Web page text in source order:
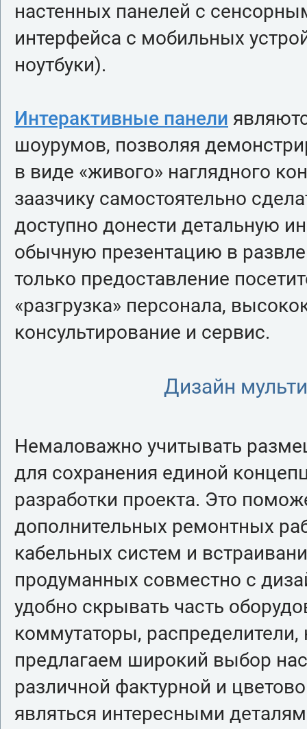
настенных панелей с
интерфейса с мобильных
ноутбуки).
Интерактивные панели
шоурумов, позволяя
в виде «живого» наглядного
заазчику самостоятельно
доступно донести детальную
обычную презентацию в
только предоставление
«разгрузка» персонала,
консультирование и сервис.
Дизайн
Немаловажно учитывать
для сохранения единой
разработки проекта. Это
дополнительных ремонтных
кабельных систем и
продуманных совместно с
удобно скрывать часть
коммутаторы,
предлагаем широкий выбор
различной фактурной и
являться интересными